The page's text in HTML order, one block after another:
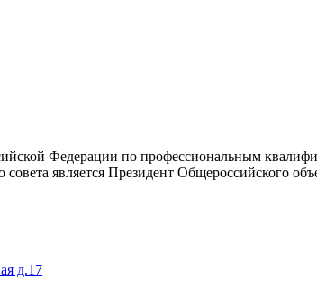
Федерации по профессиональным
является Президент Общероссийского
д.17